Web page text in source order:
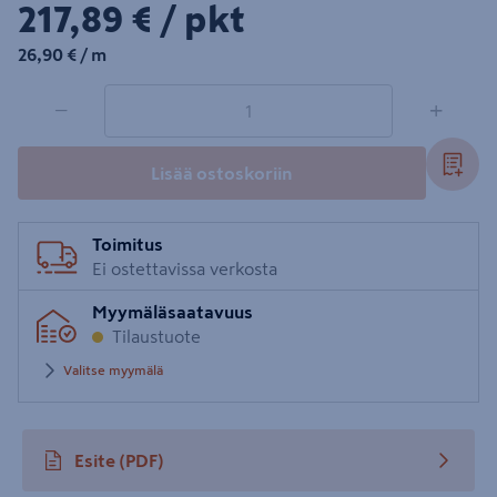
217,89€/pkt
217,89 € / pkt
26,90€/m
26,90 € / m
− +
Lisää ostoskoriin
Toimitus
Ei ostettavissa verkosta
Myymäläsaatavuus
Tilaustuote
Valitse myymälä
Esite (PDF)
avautuu uuteen välilehteen